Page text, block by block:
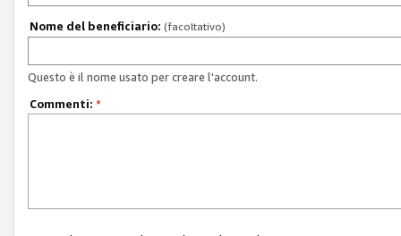
Nome del beneficiario: (facoltativo)
Questo è il nome usato per creare l'account.
Commenti: *